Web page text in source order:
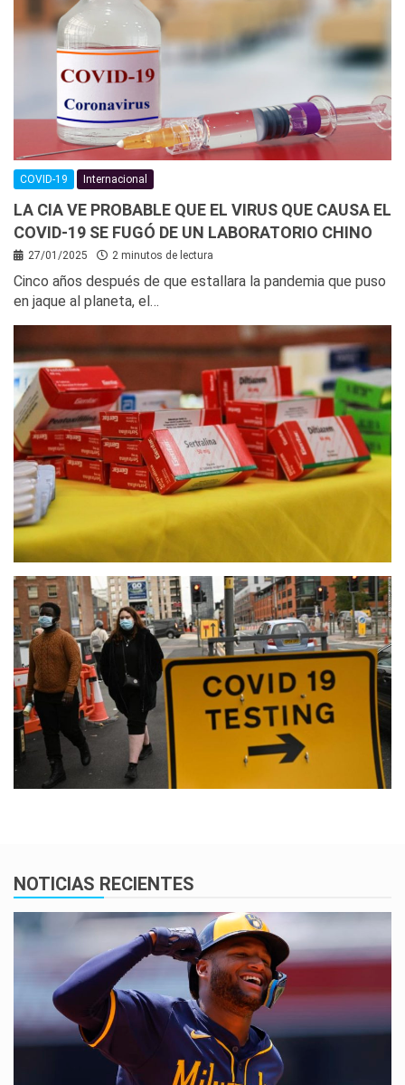
COVID-19 Internacional
LA CIA VE PROBABLE QUE EL VIRUS QUE CAUSA EL
COVID-19 SE FUGÓ DE UN LABORATORIO CHINO
27/01/2025 2 minutos de lectura
Cinco años después de que estallara la pandemia que puso
en jaque al planeta, el…
NOTICIAS RECIENTES